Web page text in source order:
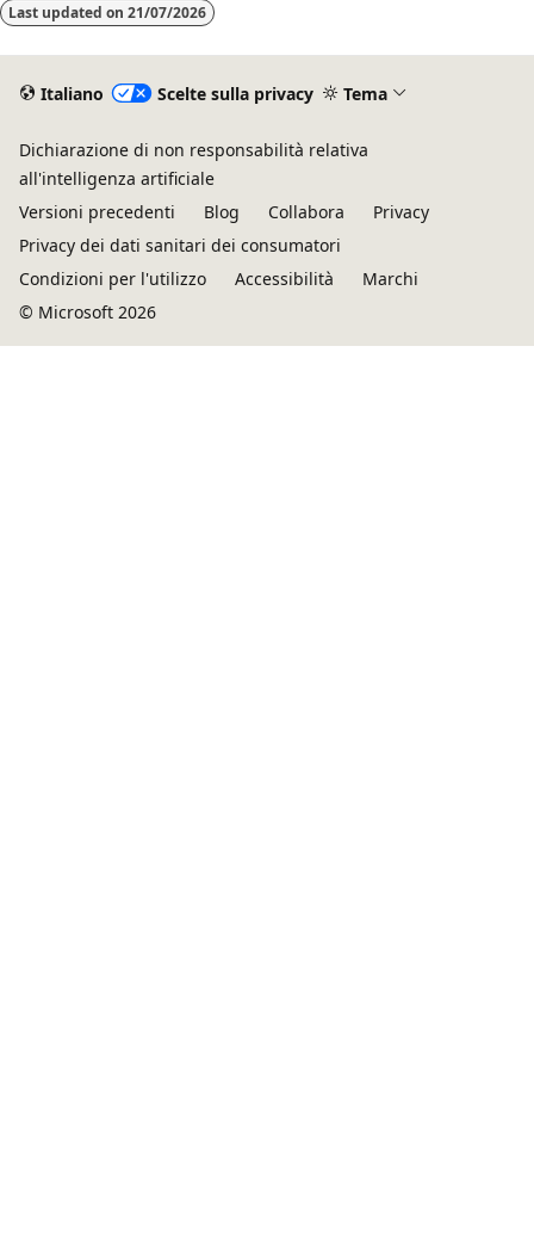
Last updated on 21/07/2026
Italiano Scelte sulla privacy Tema
Dichiarazione di non responsabilità relativa
all'intelligenza artificiale
Versioni precedenti
Blog Collabora
Privacy
Privacy dei dati sanitari dei consumatori
Condizioni per l'utilizzo
Accessibilità
Marchi
© Microsoft 2026